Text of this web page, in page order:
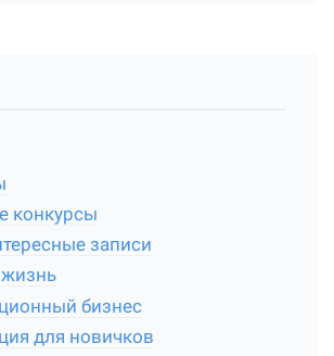
конкурсы
записи
жизнь
бизнес
для новичков